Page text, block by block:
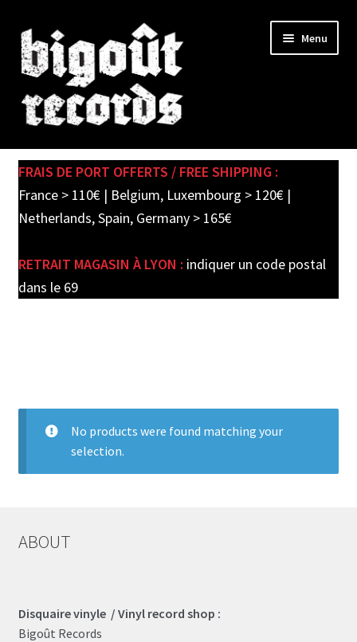
Skip
to
navigation
Skip
to
content
Menu
SHOP
child
PRE-ORDERS
FRAIS DE PORT OFFERTS / FREE SHIPPING :
France > 110€ | Belgium, Luxembourg > 120€ |
Netherlands, Spain, Germany > 165€
RETRAIT MAGASIN À LYON : indiquer un code postal
dans le 69
No products were found matching your
selection.
ABOUT
Disquaire vinyle / Vinyl record shop :
Bigoût Records